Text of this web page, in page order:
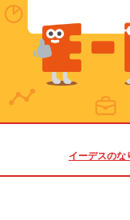
イーデスのな